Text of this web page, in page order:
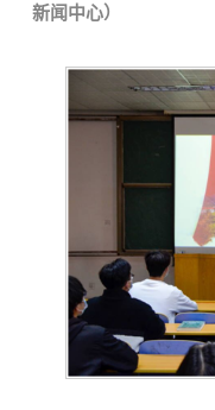
新闻中心）